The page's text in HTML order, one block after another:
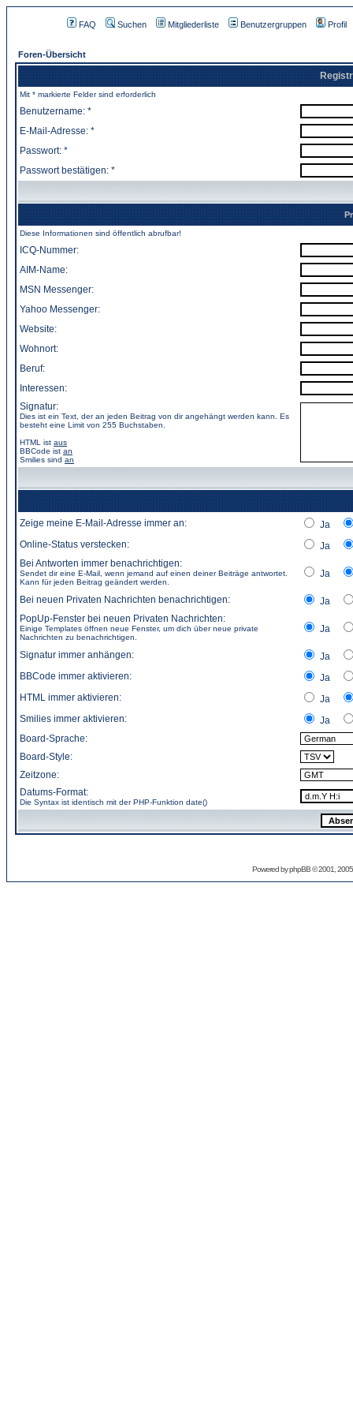
FAQ Suchen Mitgliederliste Benutzergruppen Profil
Foren-Übersicht
Mit * markierte Felder sind erforderlich
Benutzername: *
E-Mail-Adresse: *
Passwort: *
Passwort bestätigen: *
Diese Informationen sind öffentlich abrufbar!
ICQ-Nummer:
AIM-Name:
MSN Messenger:
Yahoo Messenger:
Website:
Wohnort:
Beruf:
Interessen:
Signatur:
Dies ist ein Text, der an jeden Beitrag von dir angehängt werden kann. Es
besteht eine Limit von 255 Buchstaben.
HTML ist aus
BBCode ist an
Smilies sind an
Zeige meine E-Mail-Adresse immer an:
Ja
Online-Status verstecken:
Ja
Bei Antworten immer benachrichtigen:
Sendet dir eine E-Mail, wenn jemand auf einen deiner Beiträge antwortet.
Kann für jeden Beitrag geändert werden.
Ja
Bei neuen Privaten Nachrichten benachrichtigen:
Ja
PopUp-Fenster bei neuen Privaten Nachrichten:
Einige Templates öffnen neue Fenster, um dich über neue private
Nachrichten zu benachrichtigen.
Ja
Signatur immer anhängen:
Ja
BBCode immer aktivieren:
Ja
HTML immer aktivieren:
Ja
Smilies immer aktivieren:
Ja
Board-Sprache:
Board-Style:
Zeitzone:
Datums-Format:
Die Syntax ist identisch mit der PHP-Funktion date()
Powered byphpBB© 2001,